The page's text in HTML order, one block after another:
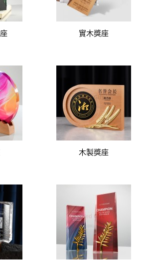
實木獎座
木製獎座